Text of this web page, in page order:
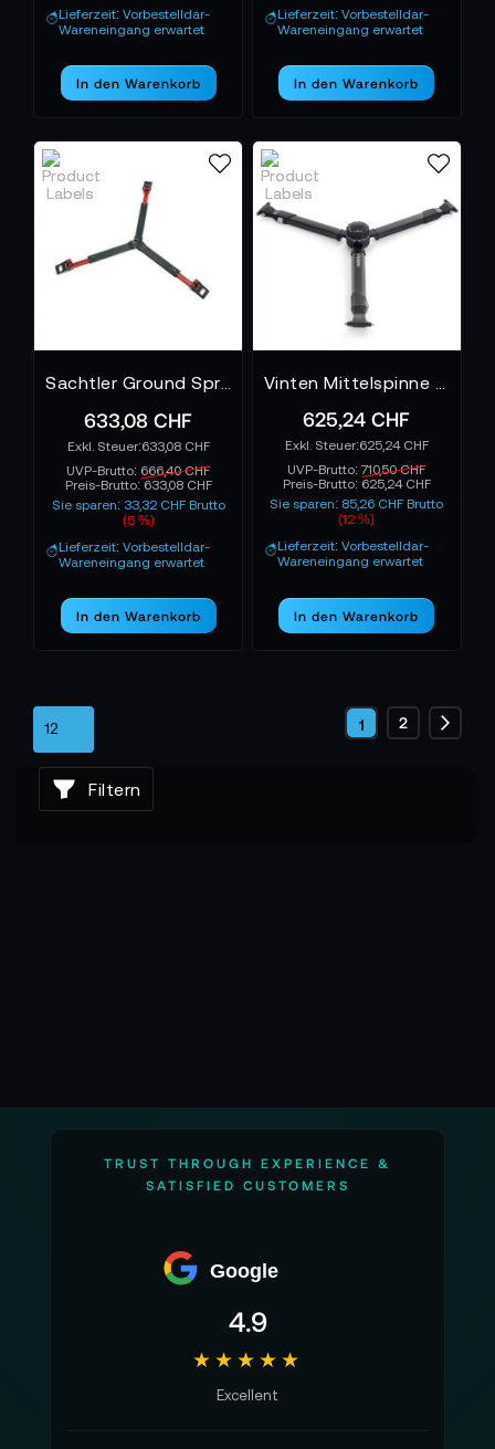
Lieferzeit: Vorbestelldar-
Wareneingang erwartet
In den Warenkorb
Lieferzeit: Vorbestelldar-
Wareneingang erwartet
In den Warenkorb
633,08 CHF
633,08 CHF
UVP-Brutto: 666,40 CHF
Preis-Brutto:633,08 CHF
Sie sparen: 33,32 CHF Brutto
(5 %)
Lieferzeit: Vorbestelldar-
Wareneingang erwartet
In den Warenkorb
625,24 CHF
625,24 CHF
UVP-Brutto:710,50 CHF
Preis-Brutto: 625,24 CHF
Sie sparen: 85,26 CHF Brutto
(12 %)
Lieferzeit: Vorbestelldar-
Wareneingang erwartet
In den Warenkorb
Seite
Sie
1 Seite
2
Filtern
TRUST THROUGH EXPERIENCE &
SATISFIED CUSTOMERS
Google
4.9
★★★★★
Excellent